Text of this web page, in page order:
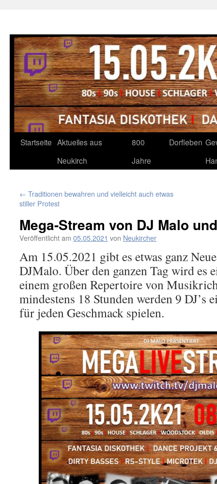
Zum
Startseite Aktuelles aus
Neukirch
800
Jahre
Dorfleben
← Traditionen bewahren und vielleicht auch etwas
stiller Protest
Mega-Stream von DJ Malo
Veröffentlicht am 05.05.2021 von Neukircher
Am 15.05.2021 gibt es etwas ganz
DJMalo. Über den ganzen Tag wird es
einem großen Repertoire von
mindestens 18 Stunden werden 9 DJ’s
für jeden Geschmack spielen.